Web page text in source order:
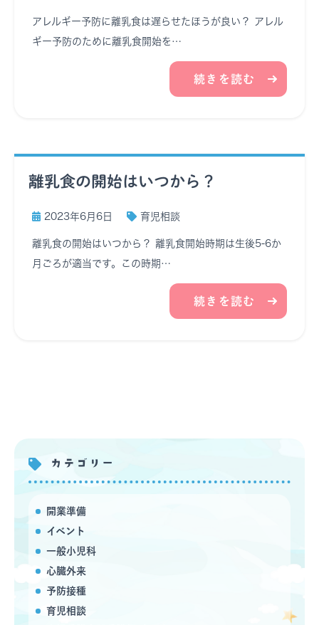
アレルギー予防に離乳食は遅らせたほうが良い？ アレル
ギー予防のために離乳食開始を…
続きを読む
離乳食の開始はいつから？
2023年6月6日 育児相談
離乳食の開始はいつから？ 離乳食開始時期は生後5-6か
月ごろが適当です。この時期…
続きを読む
カテゴリー
開業準備
イベント
一般小児科
心臓外来
予防接種
育児相談